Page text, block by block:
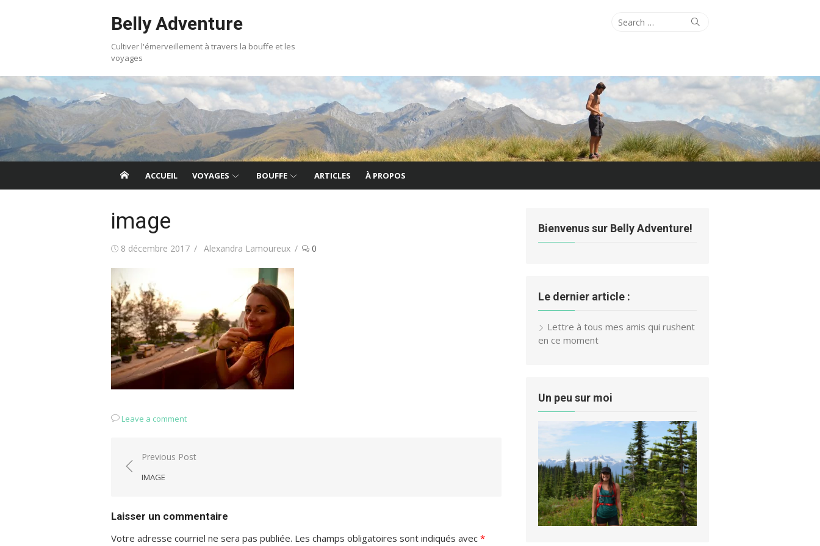
Belly Adventure
Cultiver l'émerveillement à travers la bouffe et les
voyages
Search
Search
ACCUEIL VOYAGES BOUFFE ARTICLES À PROPOS
image
Posted
8 décembre 2017 Author
Alexandra Lamoureux 0
Leave a comment
Navigation
de
Previous Post
IMAGE
Laisser un commentaire
Votre adresse courriel ne sera pas publiée. Les champs obligatoires sont indiqués avec *
Bienvenus sur Belly Adventure!
Le dernier article :
Lettre à tous mes amis qui rushent
en ce moment
Un peu sur moi